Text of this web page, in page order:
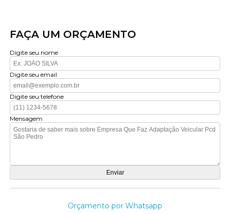
FAÇA UM ORÇAMENTO
Digite seu nome
Digite seu email
Digite seu telefone
Mensagem
Orçamento por Whatsapp